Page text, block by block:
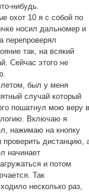
нибудь.
охот 10 я с собой по
носил дальномер и
перепроверял
так, на всякий
Сейчас этого не
был у меня
случай который
пошатнул мою веру
Включаю я
нажимаю на кнопку
проверить дистанцию,
начинает
и потом
Так
несколько раз,